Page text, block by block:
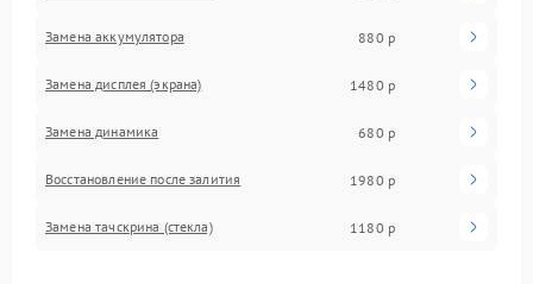
Замена аккумулятора 880 р
Замена дисплея (экрана) 1480 р
Замена динамика 680 р
Восстановление после залития 1980 р
Замена тачскрина (стекла) 1180 р